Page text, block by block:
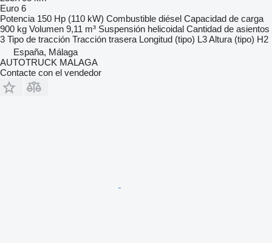
Euro 6
Potencia 150 Hp (110 kW) Combustible diésel Capacidad de carga
900 kg Volumen 9,11 m³ Suspensión helicoidal Cantidad de asientos
3 Tipo de tracción Tracción trasera Longitud (tipo) L3Altura (tipo) H2
España, Málaga
AUTOTRUCK MALAGA
Contacte con el vendedor